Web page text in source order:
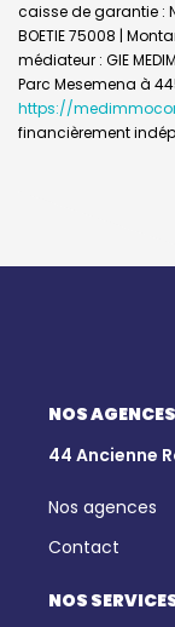
caisse de garantie :
BOETIE 75008 |
médiateur : GIE
Parc Mesemena à
https://
financièrement
NOS AGENCES
44 Ancienne
Nos agences
Contact
NOS